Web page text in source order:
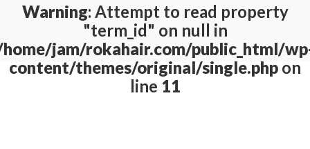
Warning: Attempt to read property
"term_id" on null in
jam/rokahair.com/public_html/
content/themes/original/single.php on
line 11